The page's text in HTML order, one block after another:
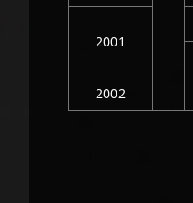
2001
2002